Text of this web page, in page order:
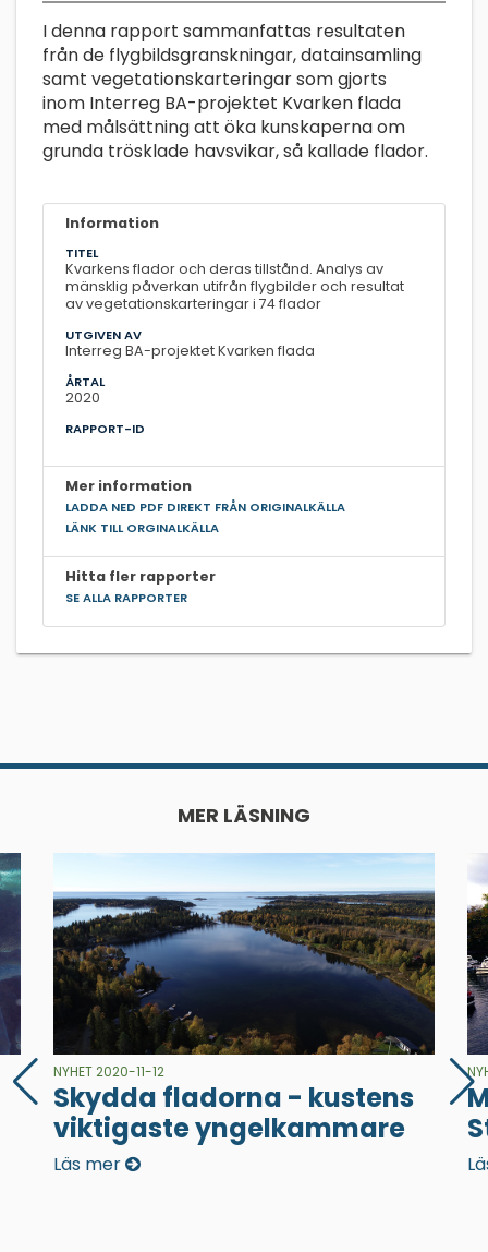
I denna rapport sammanfattas resultaten
från de flygbildsgranskningar, datainsamling
samt vegetationskarteringar som gjorts
inom Interreg BA-projektet Kvarken flada
med målsättning att öka kunskaperna om
grunda trösklade havsvikar, så kallade flador.
Information
TITEL
Kvarkens flador och deras tillstånd. Analys av
mänsklig påverkan utifrån flygbilder och resultat
av vegetationskarteringar i 74 flador
UTGIVEN AV
Interreg BA-projektet Kvarken flada
ÅRTAL
2020
RAPPORT-ID
Mer information
LADDA NED PDF DIREKT FRÅN ORIGINALKÄLLA
LÄNK TILL ORGINALKÄLLA
Hitta fler rapporter
SE ALLA RAPPORTER
MER LÄSNING
NYHET 2020-11-12
Skydda fladorna - kustens
viktigaste yngelkammare
Läs mer